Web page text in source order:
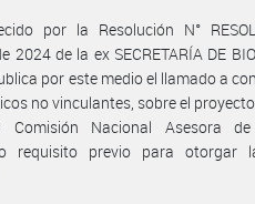
por la Resolución N°
de la ex SECRETARÍA DE
por este medio el llamado a
no vinculantes, sobre el
Nacional Asesora de
requisito previo para otorgar